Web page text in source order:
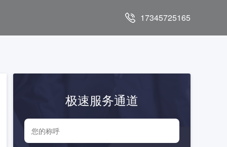
17345725165
极速服务通道